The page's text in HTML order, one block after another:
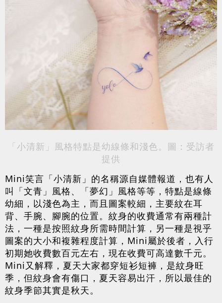
「小清新」風格特點是幼線條和淺色。圖：受訪者
提供
Mini笑言「小清新」的名稱源自媒體報道，也有人
叫「文青」風格、「夢幻」風格等等，特點是線條
幼細，以淺色為主，而且圖案較細，主要紋在耳
背、手腕、腳腕的位置。紋身的收費通常有兩種計
法，一種是按照紋身所需時間計算，另一種是視乎
圖案的大小和複雜程度計算，Mini屬於後者，入行
初期她收費數百元左右，現在收費可高達數千元。
Mini又解釋，夏天大家都穿短衫短褲，是紋身旺
季，但紋身會有傷口，夏天容易出汗，所以最佳的
紋身季節其實是秋天。